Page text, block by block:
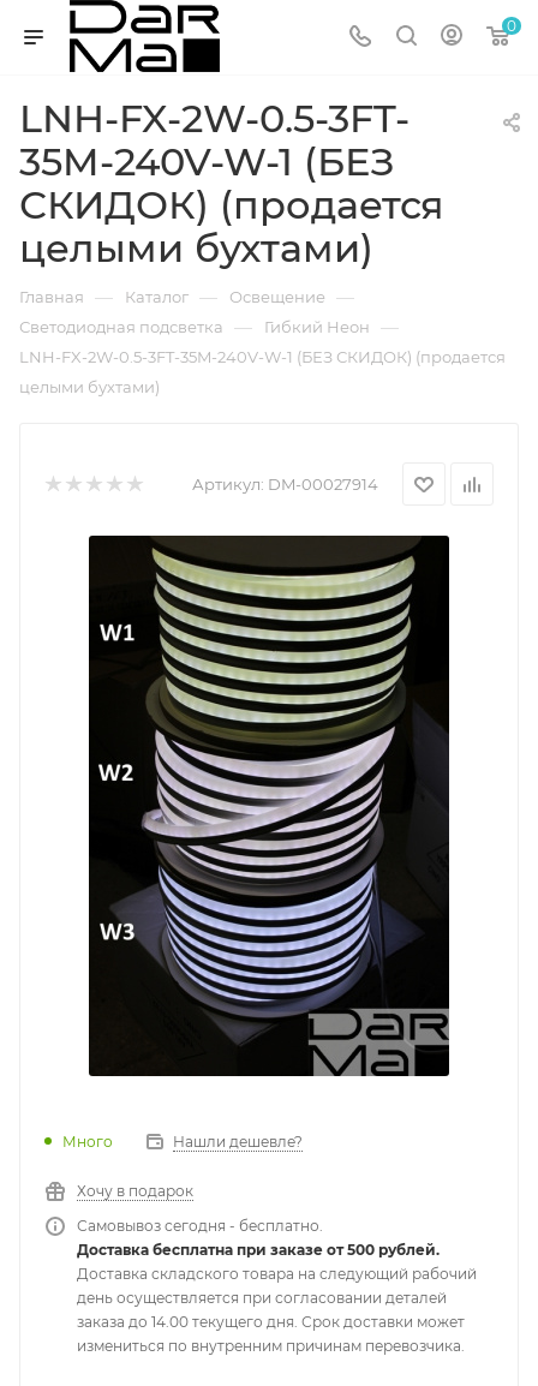
0
LNH-FX-2W-0.5-3FT-
35M-240V-W-1 (БЕЗ
СКИДОК) (продается
целыми бухтами)
Главная — Каталог — Освещение —
Светодиодная подсветка — Гибкий Неон —
LNH-FX-2W-0.5-3FT-35M-240V-W-1 (БЕЗ СКИДОК) (продается
целыми бухтами)
Артикул: DM-00027914
Много Нашли дешевле?
Хочу в подарок
Самовывоз сегодня - бесплатно.
Доставка бесплатна при заказе от 500 рублей.
Доставка складского товара на следующий рабочий
день осуществляется при согласовании деталей
заказа до 14.00 текущего дня. Срок доставки может
измениться по внутренним причинам перевозчика.